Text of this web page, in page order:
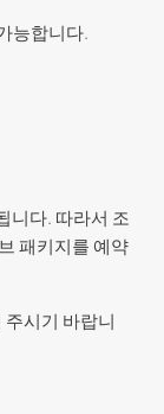
능합니다.
니다. 따라서 조
패키지를 예약
시기 바랍니